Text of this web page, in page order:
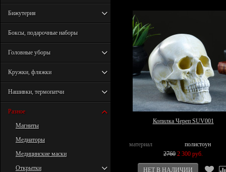
Бижутерия
Боксы, подарочные наборы
Головные уборы
Кружки, фляжки
Нашивки, термопатчи
Разное
Магниты
Медиаторы
Медицинские маски
Открытки
Копилка Череп SUV001
материал
полистоун
2760 2 300 руб.